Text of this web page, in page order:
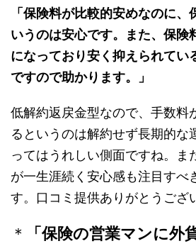
「保険料が比較的安めなのに、
いうのは安心です。また、保険
になっており安く抑えられてい
ですので助かります。」
低解約返戻金型なので、手数料
るというのは解約せず長期的な
ってはうれしい側面ですね。ま
が一生涯続く安心感も注目すべ
す。口コミ提供ありがとうござ
＊ 「保険の営業マンに外